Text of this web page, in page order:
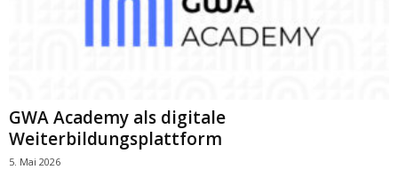
GWA Academy als digitale
Weiterbildungsplattform
5. Mai 2026